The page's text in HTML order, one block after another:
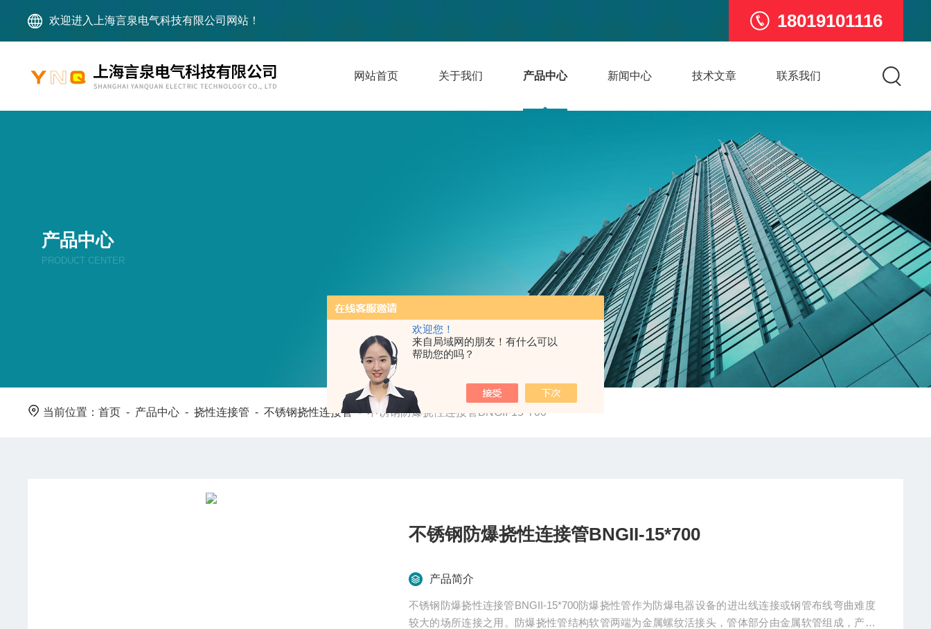
欢迎您！
来自局域网的朋友！有什么可以
帮助您的吗？
欢迎进入上海言泉电气科技有限公司网站！ 18019101116
网站首页 关于我们 产品中心 新闻中心 技术文章 联系我们
产品中心
PRODUCT CENTER
当前位置：首页 - 产品中心 -挠性连接管 -不锈钢挠性连接管-不锈钢防爆挠性连接管BNGII-15*700
不锈钢防爆挠性连接管BNGII-15*700
产品简介
不锈钢防爆挠性连接管BNGII-15*700防爆挠性管作为防爆电器设备的进出线连接或钢管布线弯曲难度
较大的场所连接之用。防爆挠性管结构软管两端为金属螺纹活接头，管体部分由金属软管组成，产适